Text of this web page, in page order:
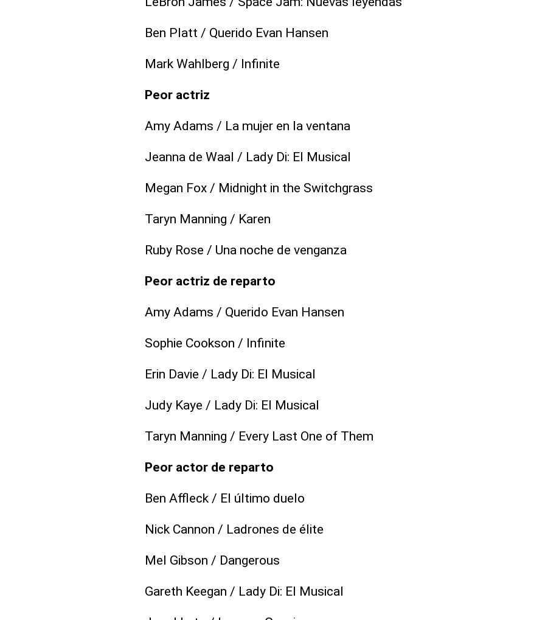
Ben Platt / Querido Evan Hansen
Mark Wahlberg / Infinite
Peor actriz
Amy Adams / La mujer en la ventana
Jeanna de Waal / Lady Di: El Musical
Megan Fox / Midnight in the Switchgrass
Taryn Manning / Karen
Ruby Rose / Una noche de venganza
Peor actriz de reparto
Amy Adams / Querido Evan Hansen
Sophie Cookson / Infinite
Erin Davie / Lady Di: El Musical
Judy Kaye / Lady Di: El Musical
Taryn Manning / Every Last One of Them
Peor actor de reparto
Ben Affleck / El último duelo
Nick Cannon / Ladrones de élite
Mel Gibson / Dangerous
Gareth Keegan / Lady Di: El Musical